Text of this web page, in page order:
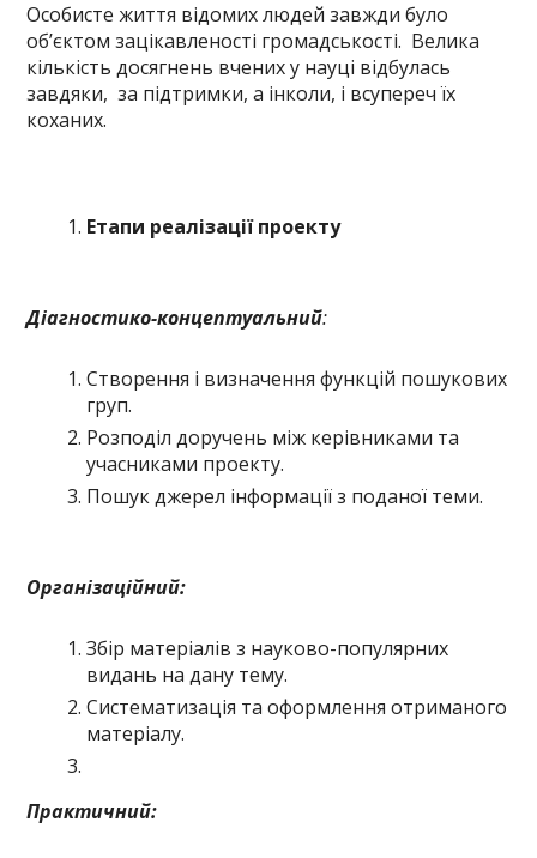
Особисте життя відомих людей завжди було
об’єктом зацікавленості громадськості. Велика
кількість досягнень вчених у науці відбулась
завдяки, за підтримки, а інколи, і всупереч їх
коханих.
Етапи реалізації проекту
Діагностико-концептуальний:
Створення і визначення функцій пошукових
груп.
Розподіл доручень між керівниками та
учасниками проекту.
Пошук джерел інформації з поданої теми.
Організаційний:
Збір матеріалів з науково-популярних
видань на дану тему.
Систематизація та оформлення отриманого
матеріалу.
Практичний: